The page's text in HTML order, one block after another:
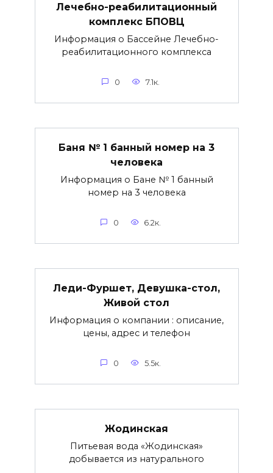
Лечебно-реабилитационный
комплекс БПОВЦ
Информация о Бассейне Лечебно-
реабилитационного комплекса
0 7.1к.
Баня № 1 банный номер на 3
человека
Информация о Бане № 1 банный
номер на 3 человека
0 6.2к.
Леди-Фуршет, Девушка-стол,
Живой стол
Информация о компании : описание,
цены, адрес и телефон
0 5.5к.
Жодинская
Питьевая вода «Жодинская»
добывается из натурального